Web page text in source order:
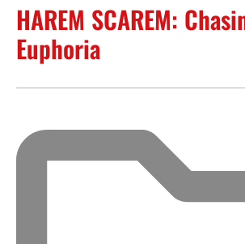
HAREM SCAREM:
Euphoria